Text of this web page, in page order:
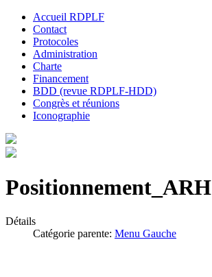
Accueil RDPLF
Contact
Protocoles
Administration
Charte
Financement
BDD (revue RDPLF-HDD)
Congrès et réunions
Iconographie
Positionnement_ARH
Détails
Catégorie parente: Menu Gauche